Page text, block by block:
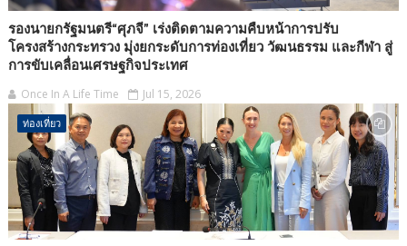
รองนายกรัฐมนตรี“ศุภจี” เร่งติดตามความคืบหน้าการปรับ
โครงสร้างกระทรวง มุ่งยกระดับการท่องเที่ยว วัฒนธรรม และกีฬา สู่
การขับเคลื่อนเศรษฐกิจประเทศ
Once In A Life Time Jul 15, 2026
ท่องเที่ยว